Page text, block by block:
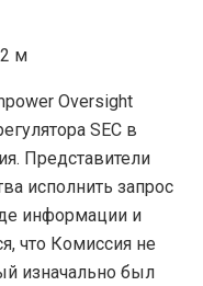
м
Oversight
SEC в
Представители
исполнить запрос
информации и
что Комиссия не
изначально был